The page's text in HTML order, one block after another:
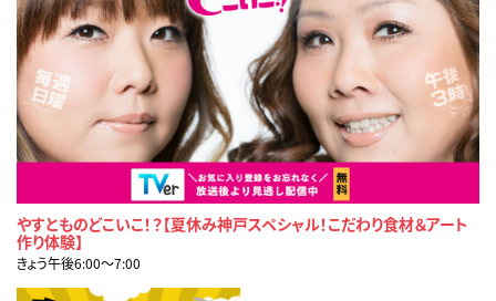
やすとものどこいこ！？【夏休み神戸スペシャル！こだわり食材＆アート
作り体験】
きょう午後6:00〜7:00